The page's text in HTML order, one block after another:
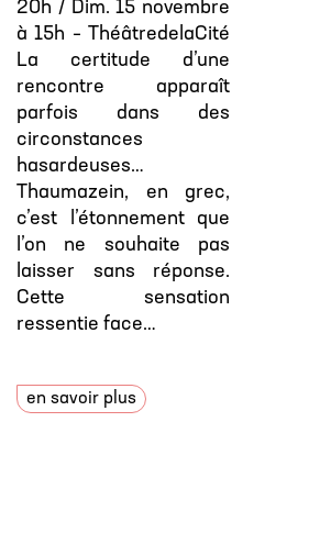
20h / Dim. 15 novembre
à 15h – ThéâtredelaCité
La certitude d’une
rencontre apparaît
parfois dans des
circonstances
hasardeuses…
Thaumazein, en grec,
c’est l’étonnement que
l’on ne souhaite pas
laisser sans réponse.
Cette sensation
ressentie face…
en savoir plus